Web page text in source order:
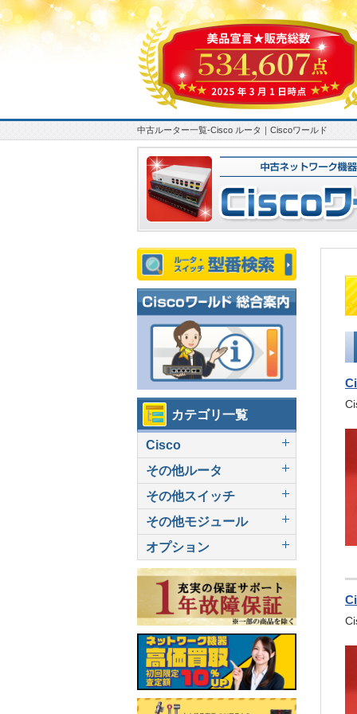
中古ルーター一覧-Cisco ルータ｜Ciscoワールド
カテゴリ一覧
Cisco
その他ルータ
その他スイッチ
その他モジュール
オプション